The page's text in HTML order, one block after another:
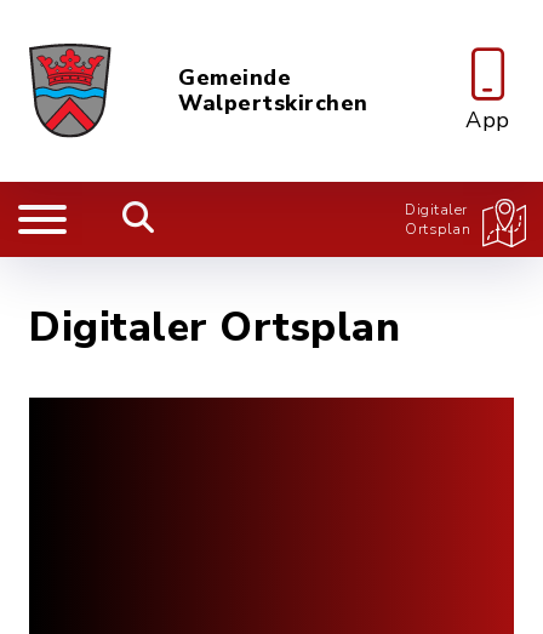
Gemeinde
Walpertskirchen
App
Digitaler
Ortsplan
Digitaler Ortsplan